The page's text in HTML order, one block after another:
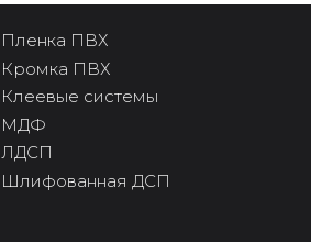
Пленка ПВХ
Кромка ПВХ
Клеевые системы
МДФ
ЛДСП
Шлифованная ДСП